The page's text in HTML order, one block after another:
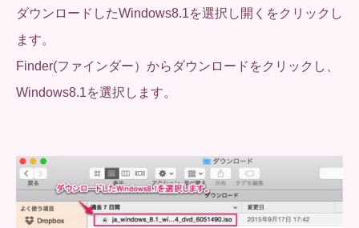
ダウンロードしたWindows8.1を選択し開くをクリックし
ます。
Finder(ファインダー）からダウンロードをクリックし、
Windows8.1を選択します。